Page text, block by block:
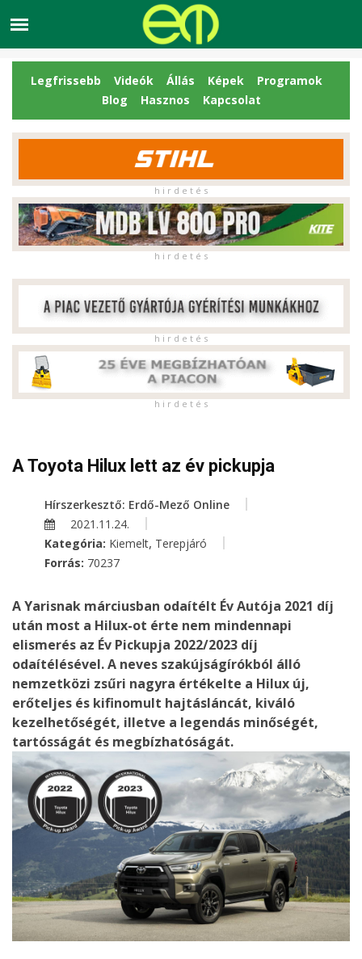
Legfrissebb Videók Állás Képek
Programok
Blog
Hasznos Kapcsolat
h i r d e t é s
h i r d e t é s
h i r d e t é s
h i r d e t é s
A Toyota Hilux lett az év pickupja
Hírszerkesztő: Erdő-Mező Online
2021.11.24.
Kategória: Kiemelt, Terepjáró
Forrás: 70237
A Yarisnak márciusban odaítélt Év Autója 2021 díj
után most a Hilux-ot érte nem mindennapi
elismerés az Év Pickupja 2022/2023 díj
odaítélésével. A neves szakújságírókból álló
nemzetközi zsűri nagyra értékelte a Hilux új,
erőteljes és kifinomult hajtásláncát, kiváló
kezelhetőségét, illetve a legendás minőségét,
tartósságát és megbízhatóságát.